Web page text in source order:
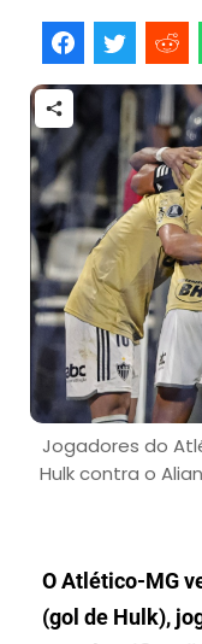
Jogadores do
Hulk contra o
O Atlético-MG
(gol de Hulk),